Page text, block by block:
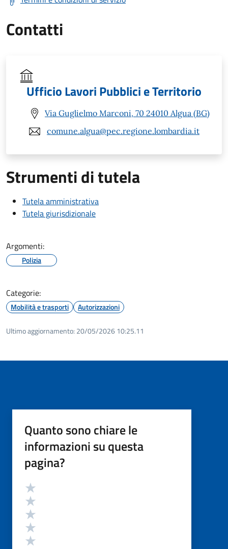
Contatti
Ufficio Lavori Pubblici e Territorio
Via Guglielmo Marconi, 70 24010 Algua (BG)
comune.algua@pec.regione.lombardia.it
Strumenti di tutela
Tutela amministrativa
Tutela giurisdizionale
Argomenti:
Polizia
Categorie:
Mobilità e trasporti Autorizzazioni
Ultimo aggiornamento: 20/05/2026 10:25.11
Quanto sono chiare le
informazioni su questa
pagina?
Valutazione